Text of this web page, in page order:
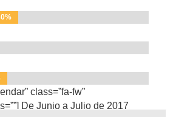
class=”fa-fw”
De Junio a Julio de 2017